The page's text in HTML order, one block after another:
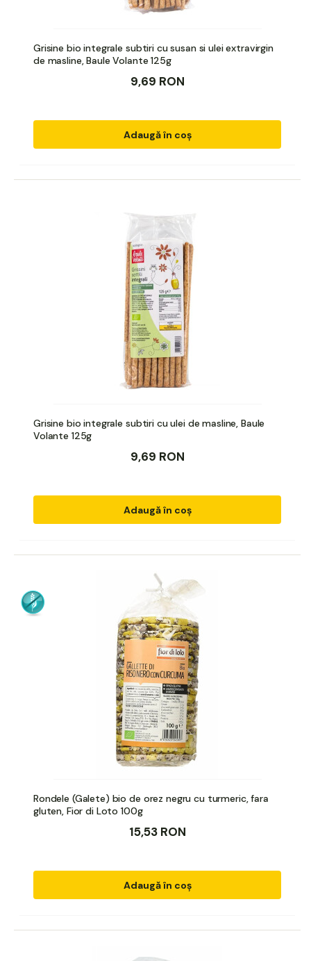
Grisine bio integrale subtiri cu susan si ulei extravirgin
de masline, Baule Volante 125g
9,69 RON
Adaugă în coș
Grisine bio integrale subtiri cu ulei de masline, Baule
Volante 125g
9,69 RON
Adaugă în coș
Rondele (Galete) bio de orez negru cu turmeric, fara
gluten, Fior di Loto 100g
15,53 RON
Adaugă în coș